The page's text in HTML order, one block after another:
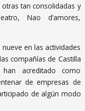
tan consolidadas y
Nao d’amores,
en las actividades
compañías de Castilla
acreditado como
de empresas de
de algún modo